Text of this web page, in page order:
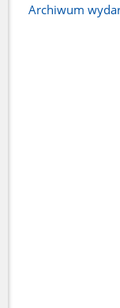
Archiwum